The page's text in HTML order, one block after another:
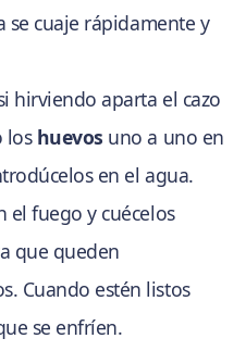
se cuaje rápidamente y
hirviendo aparta el cazo
los huevos uno a uno en
en el agua.
el fuego y cuécelos
que queden
Cuando estén listos
se enfríen.